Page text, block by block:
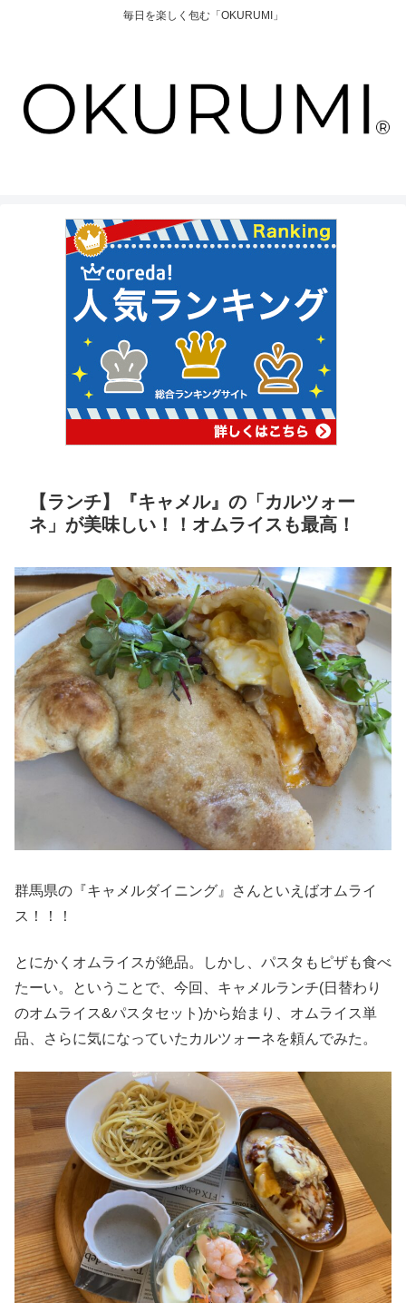
毎日を楽しく包む「OKURUMI」
【ランチ】『キャメル』の「カルツォー
ネ」が美味しい！！オムライスも最高！
群馬県の『キャメルダイニング』さんといえばオムライ
ス！！！
とにかくオムライスが絶品。しかし、パスタもピザも食べ
たーい。ということで、今回、キャメルランチ(日替わり
のオムライス&パスタセット)から始まり、オムライス単
品、さらに気になっていたカルツォーネを頼んでみた。